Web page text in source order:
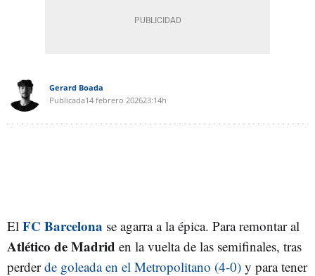
Gerard Boada
Publicada14 febrero 202623:14h
El FC Barcelona se agarra a la épica. Para remontar al
Atlético de Madrid en la vuelta de las semifinales, tras
perderde goleada en el Metropolitano (4-0) y para tener